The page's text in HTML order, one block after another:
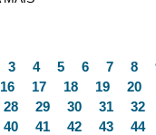
3 4 5 6 7 8
16 17 18 19 20
28 29 30 31 32
40 41 42 43 44